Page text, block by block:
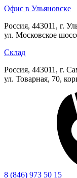
Офис в Ульяновске
Россия, 443011, г.
ул. Московское
Склад
Россия, 443011, г.
ул. Товарная, 70,
8 (846) 973 50 15